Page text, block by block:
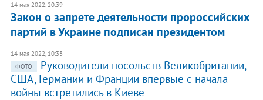
14 мая 2022, 20:39
Закон о запрете деятельности пророссийских
партий в Украине подписан президентом
14 мая 2022, 10:33
ФОТО
Руководители посольств Великобритании,
США, Германии и Франции впервые с начала
войны встретились в Киеве